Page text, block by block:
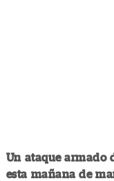
Un ataque armado
esta mañana de